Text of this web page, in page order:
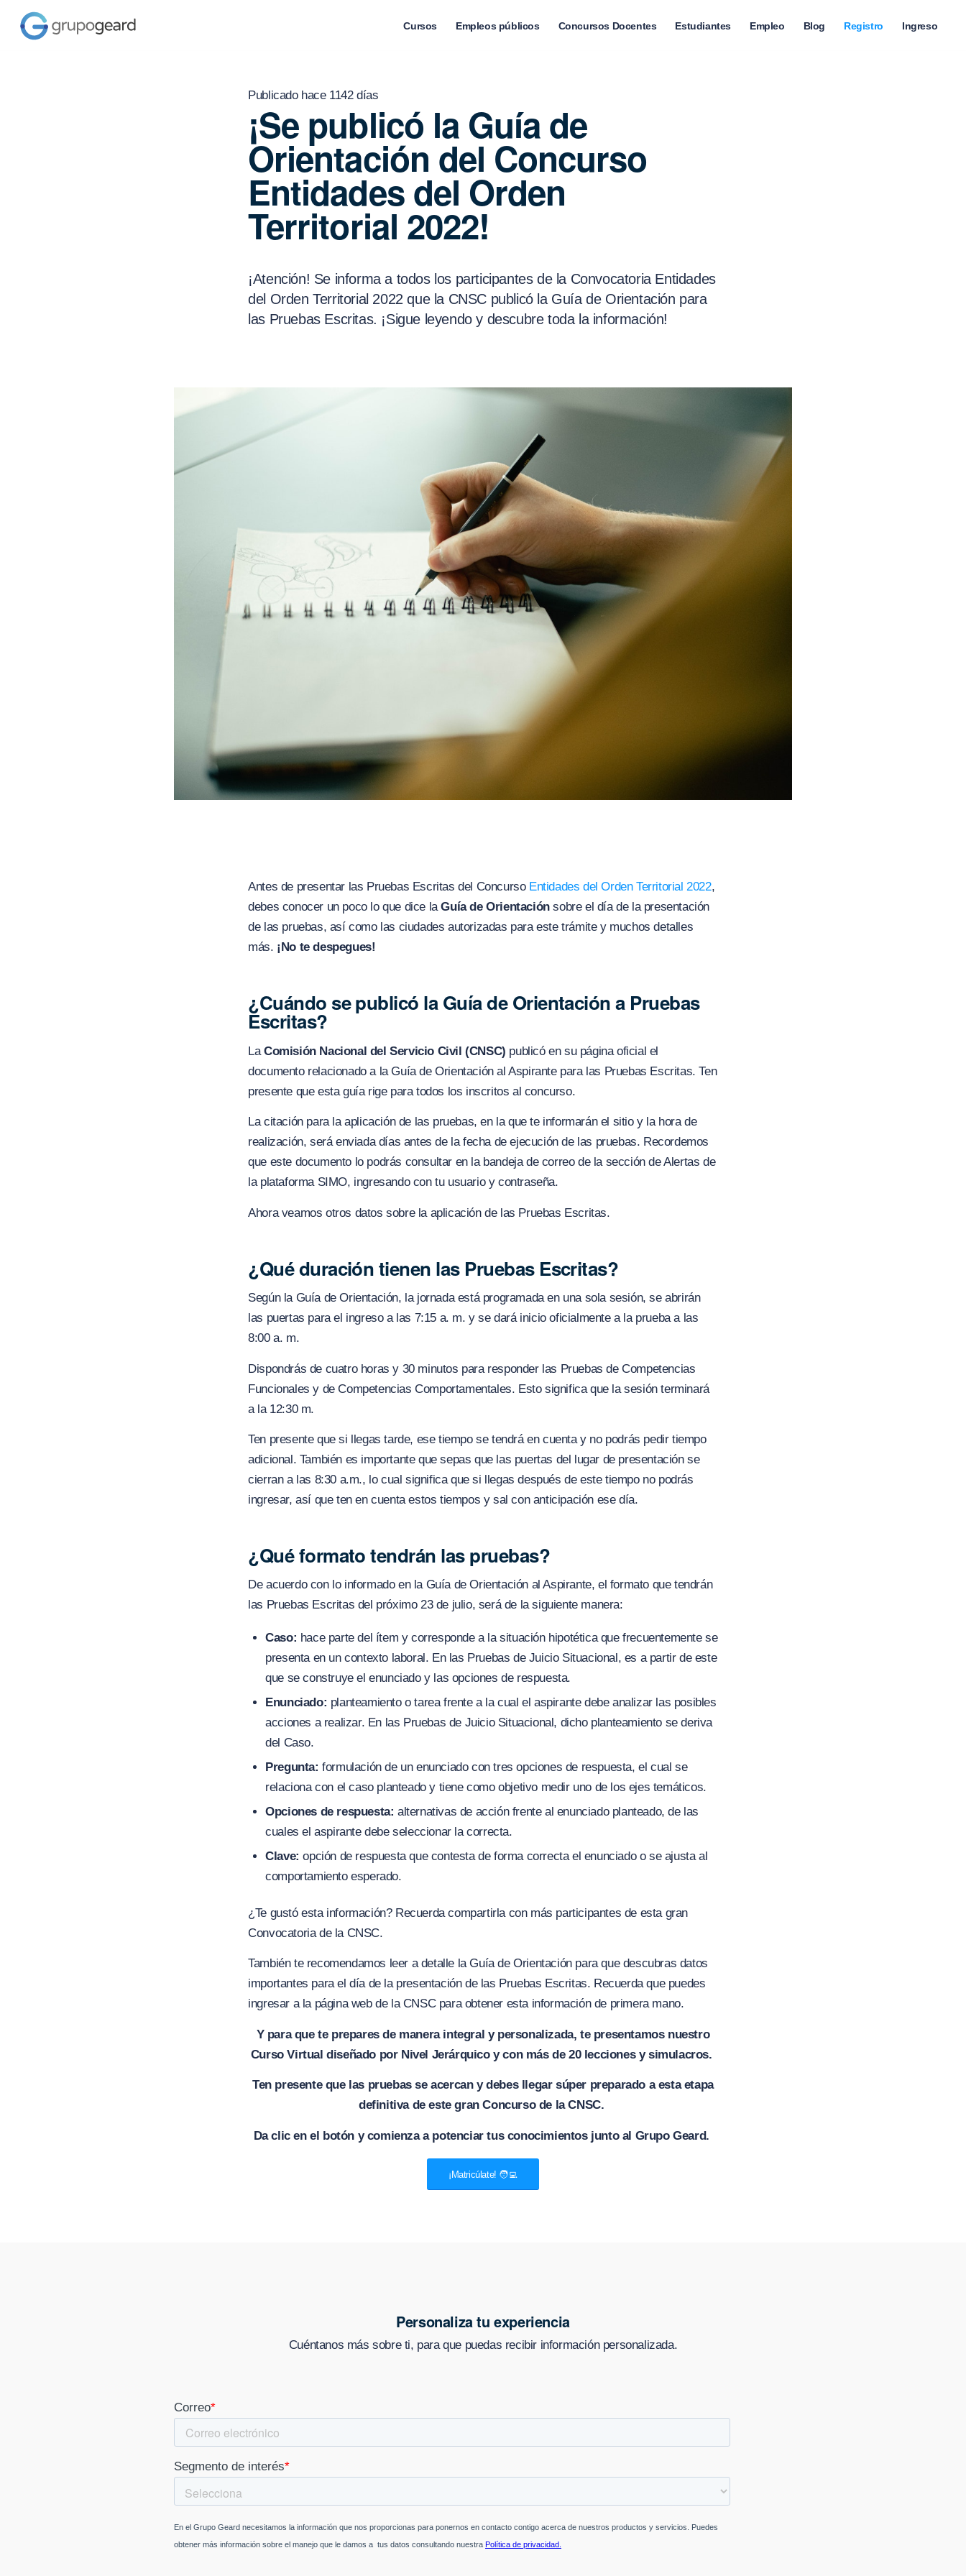
Cursos Empleos públicos Concursos Docentes Estudiantes Empleo Blog Registro Ingreso
Publicado hace 1142 días
¡Se publicó la Guía de
Orientación del Concurso
Entidades del Orden
Territorial 2022!
¡Atención! Se informa a todos los participantes de la Convocatoria Entidades
del Orden Territorial 2022 que la CNSC publicó la Guía de Orientación para
las Pruebas Escritas. ¡Sigue leyendo y descubre toda la información!
Antes de presentar las Pruebas Escritas del Concurso Entidades del Orden Territorial 2022,
debes conocer un poco lo que dice laGuía de Orientaciónsobre el día de la presentación
de las pruebas, así como las ciudades autorizadas para este trámite y muchos detalles
más. ¡No te despegues!
¿Cuándo se publicó la Guía de Orientación a Pruebas
Escritas?
LaComisión Nacional del Servicio Civil (CNSC) publicó en su página oficial el
documento relacionado a la Guía de Orientación al Aspirante para las Pruebas Escritas. Ten
presente que esta guía rige para todos los inscritos al concurso.
La citación para la aplicación de las pruebas, en la que te informarán el sitio y la hora de
realización, será enviada días antes dela fecha de ejecución de las pruebas. Recordemos
que este documento lo podrás consultar en la bandeja de correo de la sección de Alertas de
la plataforma SIMO, ingresando con tu usuario y contraseña.
Ahora veamos otros datos sobre la aplicación de las Pruebas Escritas.
¿Qué duración tienen las Pruebas Escritas?
Según la Guía de Orientación, la jornada está programada en una sola sesión, se abrirán
las puertas para el ingreso a las 7:15 a. m. y se dará inicio oficialmente a la prueba a las
8:00 a. m.
Dispondrás de cuatro horas y 30 minutos para responder las Pruebas de Competencias
Funcionales y de Competencias Comportamentales. Esto significa que la sesión terminará
a la 12:30 m.
Ten presente que si llegas tarde, ese tiempo se tendrá en cuenta y no podrás pedir tiempo
adicional. También es importante que sepas que las puertas del lugar de presentación se
cierran a las 8:30 a.m., lo cual significa que si llegas después de este tiempo no podrás
ingresar, así que ten en cuenta estos tiempos y sal con anticipación ese día.
¿Qué formato tendrán las pruebas?
De acuerdo con lo informado en la Guía de Orientación al Aspirante, el formato que tendrán
las Pruebas Escritas del próximo 23 de julio, será de la siguiente manera:
Caso: hace parte del ítem y corresponde a la situación hipotética que frecuentemente se
presenta en un contexto laboral. En las Pruebas de Juicio Situacional, es a partir de este
que se construye el enunciado y las opciones de respuesta.
Enunciado: planteamiento o tarea frente a la cual el aspirante debe analizar las posibles
acciones a realizar. En las Pruebas de Juicio Situacional, dicho planteamiento se deriva
del Caso.
Pregunta: formulación de un enunciado con tres opciones de respuesta, el cual se
relaciona con el caso planteado y tiene como objetivo medir uno de los ejes temáticos.
Opciones de respuesta: alternativas de acción frente al enunciado planteado, de las
cuales el aspirante debe seleccionar la correcta.
Clave: opción de respuesta que contesta de forma correcta el enunciado o se ajusta al
comportamiento esperado.
¿Te gustó esta información? Recuerda compartirla con más participantes de esta gran
Convocatoria de la CNSC.
También te recomendamos leer a detalle la Guía de Orientación para que descubras datos
importantes para el día de la presentación de las Pruebas Escritas. Recuerda que puedes
ingresar a la página web de la CNSC para obtener esta información de primera mano.
Y para que te prepares de manera integral y personalizada, te presentamos nuestro
Curso Virtual diseñado por Nivel Jerárquico y con más de 20 lecciones y simulacros.
Ten presente que las pruebas se acercan y debes llegar súper preparado a esta etapa
definitiva de este gran Concurso de la CNSC.
Da clic en el botón y comienza a potenciar tus conocimientos junto al Grupo Geard.
¡Matricúlate! 🧑‍💻
Personaliza tu experiencia
Cuéntanos más sobre ti, para que puedas recibir información personalizada.